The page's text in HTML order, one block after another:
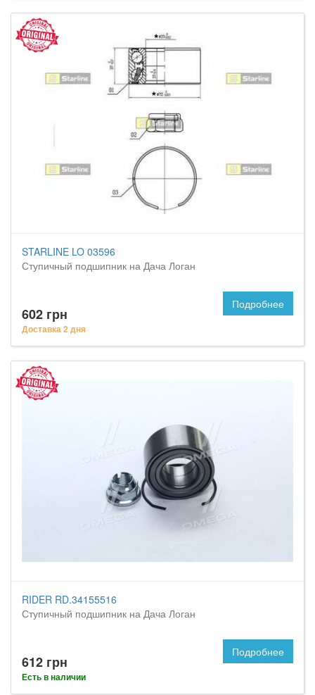
STARLINE LO 03596
Ступичный подшипник на Дача Логан
602 грн
Доставка 2 дня
Подробнее
RIDER RD.34155516
Ступичный подшипник на Дача Логан
612 грн
Есть в наличии
Подробнее